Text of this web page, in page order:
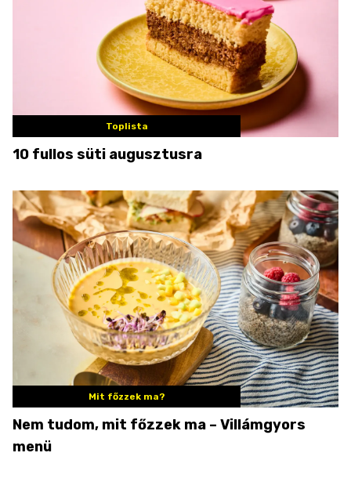
Toplista
10 fullos süti augusztusra
Mit főzzek ma?
Nem tudom, mit főzzek ma – Villámgyors
menü